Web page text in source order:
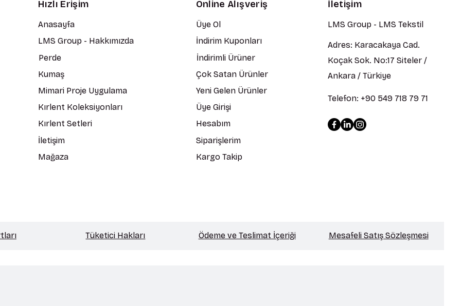
Hızlı Erişim
Anasayfa
LMS Group - Hakkımızda
Perde
Kumaş
Mimari Proje Uygulama
Kırlent Koleksiyonları
Kırlent Setleri
İletişim
Mağaza
Online Alışveriş
Üye Ol
İndirim Kuponları
İndirimli Ürüner
Çok Satan Ürünler
Yeni Gelen Ürünler
Üye Girişi
Hesabım
Siparişlerim
Kargo Takip
İletişim
LMS Group - LMS Tekstil
Adres: Karacakaya Cad.
Koçak Sok. No:17 Siteler /
Ankara / Türkiye
Telefon: +90 549 718 79 71
Tüketici Hakları Ödeme ve Teslimat İçeriği Mesafeli Satış Sözleşmesi